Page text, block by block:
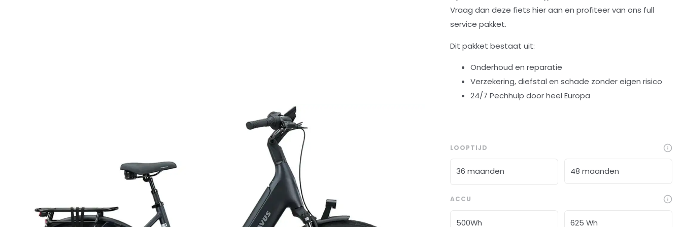
Vraag dan deze fiets hier aan en profiteer van ons full
service pakket.
Dit pakket bestaat uit:
Onderhoud en reparatie
Verzekering, diefstal en schade zonder eigen risico
24/7 Pechhulp door heel Europa
LOOPTIJD
36 maanden 48 maanden
ACCU
500Wh 625 Wh